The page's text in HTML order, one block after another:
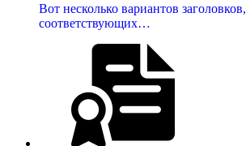
Вот несколько вариантов заголовков,
соответствующих…